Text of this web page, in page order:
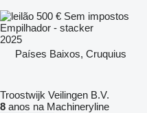
500 € Sem impostos
Empilhador - stacker
2025
Países Baixos, Cruquius
Troostwijk Veilingen B.V.
8 anos na Machineryline